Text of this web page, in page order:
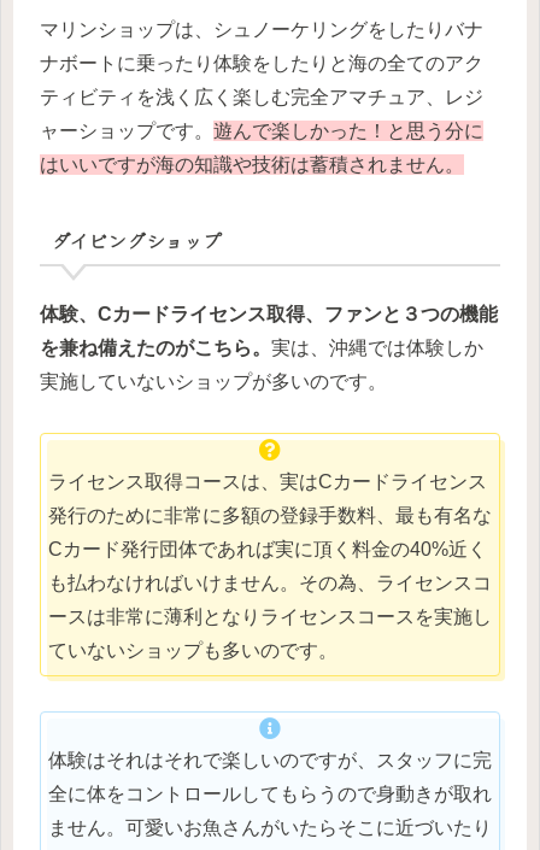
マリンショップは、シュノーケリングをしたりバナ
ナボートに乗ったり体験をしたりと海の全てのアク
ティビティを浅く広く楽しむ完全アマチュア、レジ
ャーショップです。 遊んで楽しかった！と思う分に
はいいですが海の知識や技術は蓄積されません。
ダイビングショップ
体験、Cカードライセンス取得、ファンと３つの機能
を兼ね備えたのがこちら。 実は、沖縄では体験しか
実施していないショップが多いのです。
ライセンス取得コースは、実はCカードライセンス
発行のために非常に多額の登録手数料、最も有名な
Cカード発行団体であれば実に頂く料金の40%近く
も払わなければいけません。その為、ライセンスコ
ースは非常に薄利となりライセンスコースを実施し
ていないショップも多いのです。
体験はそれはそれで楽しいのですが、スタッフに完
全に体をコントロールしてもらうので身動きが取れ
ません。可愛いお魚さんがいたらそこに近づいたり